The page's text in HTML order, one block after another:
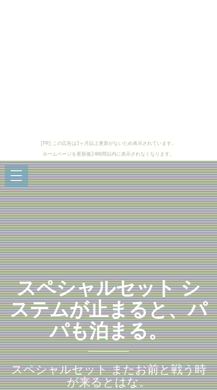
[PR] この広告は3ヶ月以上更新がないため表示されています。
ホームページを更新後24時間以内に表示されなくなります。
スペシャルセット シ
ステムが止まると、パ
パも泊まる。
スペシャルセット またお前と戦う時
が来るとはな。